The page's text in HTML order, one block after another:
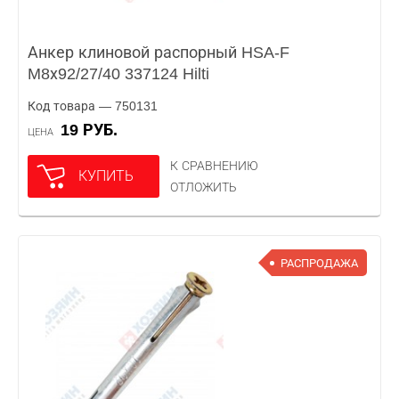
Анкер клиновой распорный HSA-F
M8х92/27/40 337124 Hilti
Код товара — 750131
ЦЕНА 19 РУБ.
КУПИТЬ
К СРАВНЕНИЮ
ОТЛОЖИТЬ
РАСПРОДАЖА